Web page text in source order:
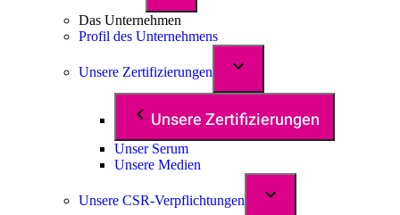
Das Unternehmen
Profil des Unternehmens
Unsere Zertifizierungen
Unsere Zertifizierungen
Unser Serum
Unsere Medien
Unsere CSR-Verpflichtungen